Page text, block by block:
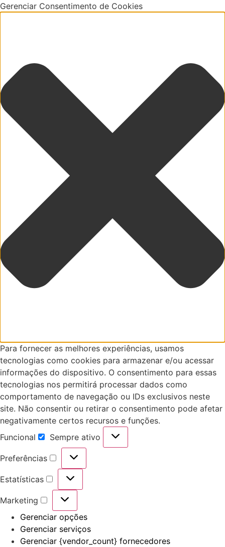
Gerenciar Consentimento de Cookies
Para fornecer as melhores experiências, usamos
tecnologias como cookies para armazenar e/ou acessar
informações do dispositivo. O consentimento para essas
tecnologias nos permitirá processar dados como
comportamento de navegação ou IDs exclusivos neste
site. Não consentir ou retirar o consentimento pode afetar
negativamente certos recursos e funções.
Funcional
Sempre ativo
Preferências
Estatísticas
Marketing
Gerenciar opções
Gerenciar serviços
Gerenciar {vendor_count} fornecedores